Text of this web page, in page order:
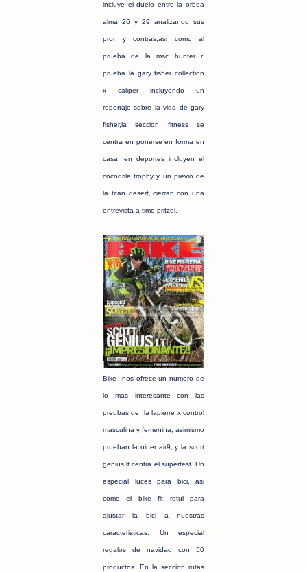
incluye el duelo entre la orbea
alma 26 y 29 analizando sus
pror y contras,asi como al
prueba de la msc hunter r.
prueba la gary fisher collection
x caliper incluyendo un
reportaje sobre la vida de gary
fisher,la seccion fitness se
centra en ponerse en forma en
casa, en deportes incluyen el
cocodrile trophy y un previo de
la titan desert,.cierran con una
entrevista a timo pritzel.
Bike nos ofrece un numero de
lo mas interesante con las
preubas de la lapierre x control
masculina y femenina, asimismo
prueban la niner air9, y la scott
genius lt centra el supertest. Un
especial luces para bici, asi
como el bike fit retul para
ajustar la bici a nuestras
caracteristicas. Un especial
regalos de navidad con 50
productos. En la seccion rutas